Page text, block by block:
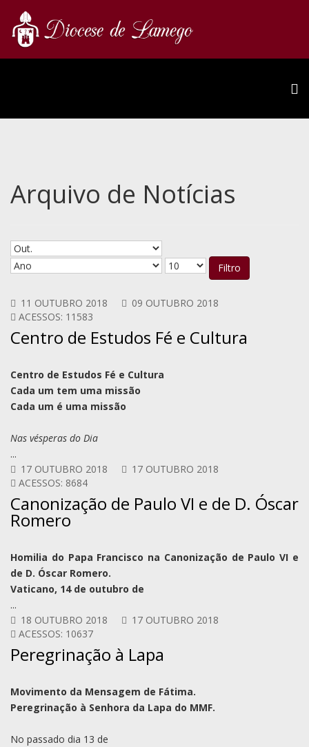
Arquivo de Notícias
Filtro
11 OUTUBRO 2018
09 OUTUBRO 2018
ACESSOS: 11583
Centro de Estudos Fé e Cultura
Centro de Estudos Fé e Cultura
Cada um tem uma missão
Cada um é uma missão
Nas vésperas do Dia
...
17 OUTUBRO 2018
17 OUTUBRO 2018
ACESSOS: 8684
Canonização de Paulo VI e de D. Óscar
Romero
Homilia do Papa Francisco na Canonização de Paulo VI e
de D. Óscar Romero.
Vaticano, 14 de outubro de
...
18 OUTUBRO 2018
17 OUTUBRO 2018
ACESSOS: 10637
Peregrinação à Lapa
Movimento da Mensagem de Fátima.
Peregrinação à Senhora da Lapa do MMF.
No passado dia 13 de